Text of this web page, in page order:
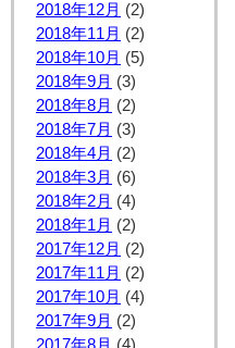
2018年12月 (2)
2018年11月 (2)
2018年10月 (5)
2018年9月 (3)
2018年8月 (2)
2018年7月 (3)
2018年4月 (2)
2018年3月 (6)
2018年2月 (4)
2018年1月 (2)
2017年12月 (2)
2017年11月 (2)
2017年10月 (4)
2017年9月 (2)